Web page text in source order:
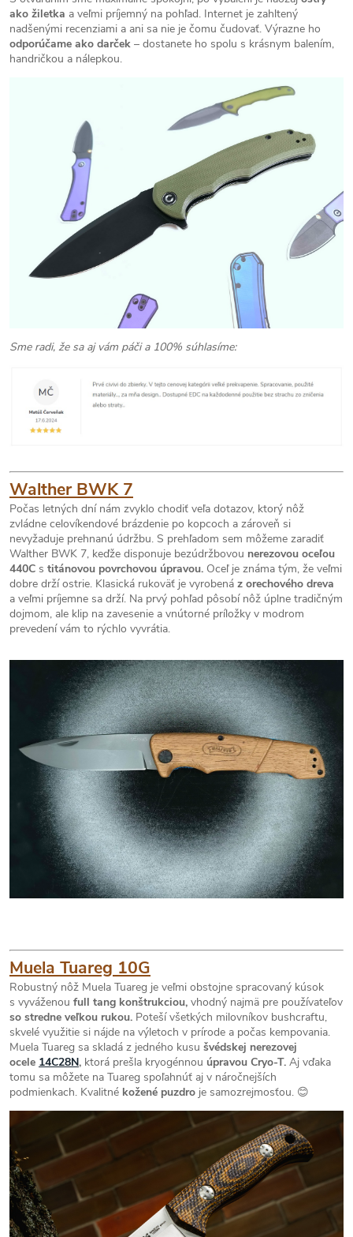
ako žiletka a veľmi príjemný na pohľad. Internet je zahltený
nadšenými recenziami a ani sa nie je čomu čudovať. Výrazne ho
odporúčame ako darček – dostanete ho spolu s krásnym balením,
handričkou a nálepkou.
Sme radi, že sa aj vám páči a 100% súhlasíme:
Walther BWK 7
Počas letných dní nám zvyklo chodiť veľa dotazov, ktorý nôž
zvládne celovíkendové brázdenie po kopcoch a zároveň si
nevyžaduje prehnanú údržbu. S prehľadom sem môžeme zaradiť
Walther BWK 7, keďže disponuje bezúdržbovou nerezovou oceľou
440C s titánovou povrchovou úpravou. Oceľ je známa tým, že veľmi
dobre drží ostrie. Klasická rukoväť je vyrobená z orechového dreva
a veľmi príjemne sa drží. Na prvý pohľad pôsobí nôž úplne tradičným
dojmom, ale klip na zavesenie a vnútorné príložky v modrom
prevedení vám to rýchlo vyvrátia.
Muela Tuareg 10G
Robustný nôž Muela Tuareg je veľmi obstojne spracovaný kúsok
s vyváženou full tang konštrukciou, vhodný najmä pre používateľov
so stredne veľkou rukou. Poteší všetkých milovníkov bushcraftu,
skvelé využitie si nájde na výletoch v prírode a počas kempovania.
Muela Tuareg sa skladá z jedného kusu švédskej nerezovej
ocele 14C28N, ktorá prešla kryogénnou úpravou Cryo-T. Aj vďaka
tomu sa môžete na Tuareg spoľahnúť aj v náročnejších
podmienkach. Kvalitné kožené puzdro je samozrejmosťou. 😊